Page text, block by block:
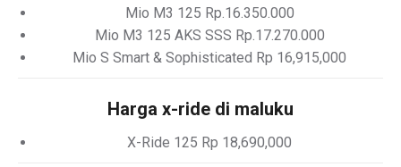
Mio M3 125 Rp.16.350.000
Mio M3 125 AKS SSS Rp.17.270.000
Mio S Smart & Sophisticated Rp 16,915,000
Harga x-ride di maluku
X-Ride 125 Rp 18,690,000